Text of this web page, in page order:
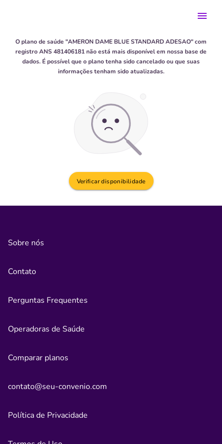
AMERON DAME BLUE STANDARD ADESAO
O plano de saúde "AMERON DAME BLUE STANDARD ADESAO" com
registro ANS 481406181 não está mais disponível em nossa base de
dados. É possível que o plano tenha sido cancelado ou que suas
informações tenham sido atualizadas.
Verificar disponibilidade
Sobre nós
Contato
Perguntas Frequentes
Operadoras de Saúde
Comparar planos
contato@seu-convenio.com
Política de Privacidade